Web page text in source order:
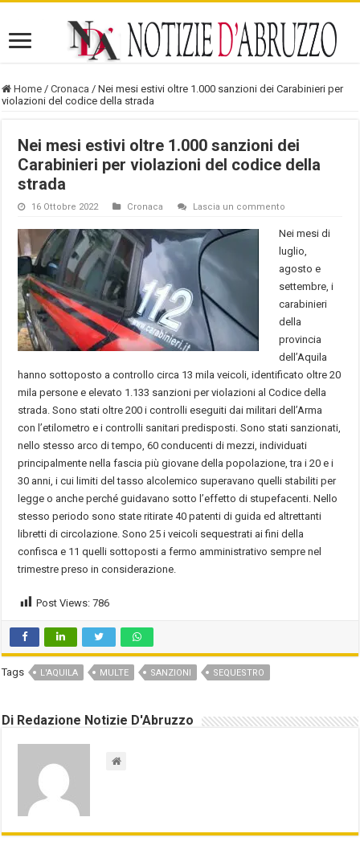
Home / Cronaca / Nei mesi estivi oltre 1.000 sanzioni dei Carabinieri per
violazioni del codice della strada
Nei mesi estivi oltre 1.000 sanzioni dei
Carabinieri per violazioni del codice della
strada
16 Ottobre 2022 Cronaca Lascia un commento
Nei mesi di
luglio,
agosto e
settembre, i
carabinieri
della
provincia
dell’Aquila
hanno sottoposto a controllo circa 13 mila veicoli, identificato oltre 20
mila persone e elevato 1.133 sanzioni per violazioni al Codice della
strada. Sono stati oltre 200 i controlli eseguiti dai militari dell’Arma
con l’etilometro e i controlli sanitari predisposti. Sono stati sanzionati,
nello stesso arco di tempo, 60 conducenti di mezzi, individuati
principalmente nella fascia più giovane della popolazione, tra i 20 e i
30 anni, i cui limiti del tasso alcolemico superavano quelli stabiliti per
legge o anche perché guidavano sotto l’effetto di stupefacenti. Nello
stesso periodo sono state ritirate 40 patenti di guida ed altrettanti
libretti di circolazione. Sono 25 i veicoli sequestrati ai fini della
confisca e 11 quelli sottoposti a fermo amministrativo sempre nel
trimestre preso in considerazione.
Post Views: 786
Tags L'AQUILA MULTE SANZIONI SEQUESTRO
Di Redazione Notizie D'Abruzzo